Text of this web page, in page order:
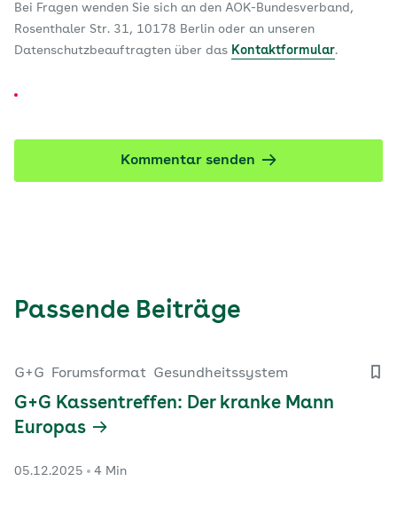
Bei Fragen wenden Sie sich an den AOK-Bundesverband,
Rosenthaler Str. 31, 10178 Berlin oder an unseren
Datenschutzbeauftragten über das Kontaktformular.
Kommentar senden
Passende Beiträge
G+G Forumsformat Gesundheitssystem
G+G Kassentreffen: Der kranke Mann
Europas
05.12.2025 4 Min